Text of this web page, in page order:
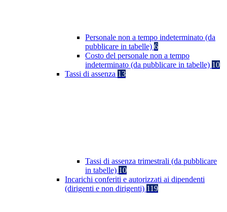
Personale non a tempo indeterminato (da
pubblicare in tabelle) 6
Costo del personale non a tempo
indeterminato (da pubblicare in tabelle) 10
Tassi di assenza 13
Tassi di assenza trimestrali (da pubblicare
in tabelle) 10
Incarichi conferiti e autorizzati ai dipendenti
(dirigenti e non dirigenti) 119